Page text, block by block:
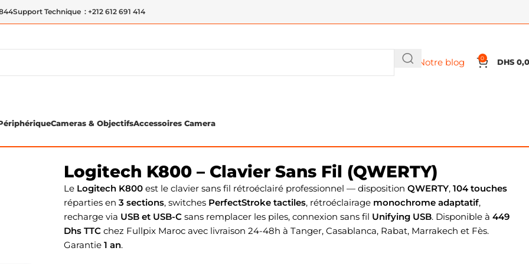
Support Technique : +212 612 691 414
Notre blog 0 DHS
Cameras & ObjectifsAccessoires Camera
Logitech K800 – Clavier Sans Fil (QWERTY)
Le Logitech K800 est le clavier sans fil rétroéclairé professionnel — dispositionQWERTY,104 touches
réparties en3 sections, switches PerfectStroke tactiles, rétroéclairage monochrome adaptatif,
recharge via USB et USB-C sans remplacer les piles, connexion sans fil Unifying USB. Disponible à449
Dhs TTC chez Fullpix Maroc avec livraison 24-48h à Tanger, Casablanca, Rabat, Marrakech et Fès.
Garantie1 an.